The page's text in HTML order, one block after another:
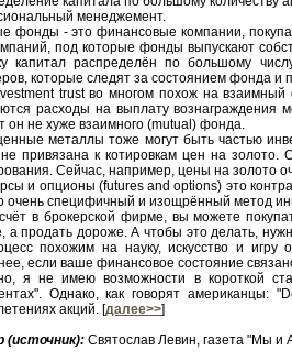
менеджемент.
фонды - это финансовые компании,
под которые фонды выпускают
капитал распределён по большому
которые следят за состоянием фонда и
trust во многом похож на
расходы на выплату вознаграждения
он не хуже взаимного (mutual) фонда.
металлы тоже могут быть частью
не привязана к котировкам цен на
Сейчас, например, цены на золото
и опционы (futures and options) это
очень специфичный и изощрённый метод
в брокерской фирме, вы можете
а продать дороже. А чтобы это делать,
похожим на науку, искусство и
если ваше финансовое состояние
я не имею возможности в короткой
Однако, как говорят
акций. [далее>>]
(источник): Святослав Левин, газета "Мы и